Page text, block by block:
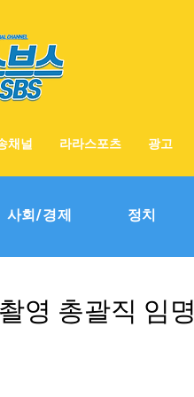
채널 라라스포츠 광고
사회/경제 정치
영 총괄직 임명